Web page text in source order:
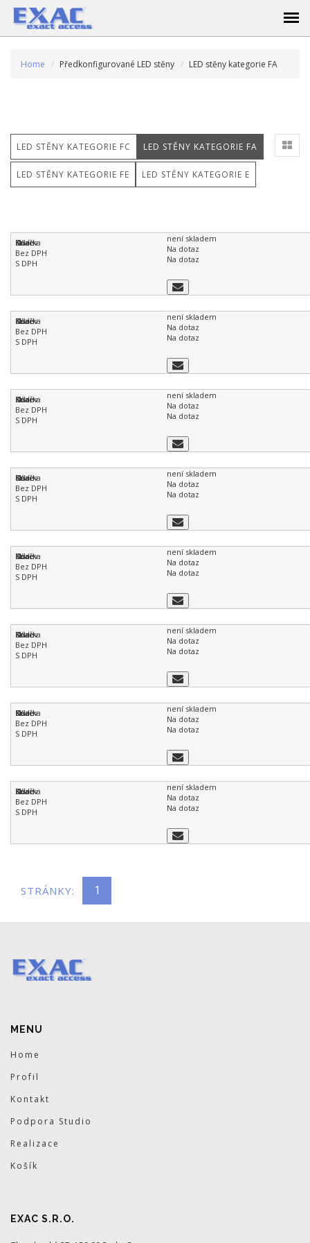
Home Předkonfigurované LED stěny LED stěny kategorie FA
LED STĚNY KATEGORIE FC LED STĚNY KATEGORIE FA
LED STĚNY KATEGORIE FE LED STĚNY KATEGORIE E
není skladem
Na dotaz
Na dotaz
není skladem
Na dotaz
Na dotaz
není skladem
Na dotaz
Na dotaz
není skladem
Na dotaz
Na dotaz
není skladem
Na dotaz
Na dotaz
není skladem
Na dotaz
Na dotaz
není skladem
Na dotaz
Na dotaz
není skladem
Na dotaz
Na dotaz
STRÁNKY: 1
MENU
Home
Profil
Kontakt
Podpora Studio
Realizace
Košík
EXAC S.R.O.